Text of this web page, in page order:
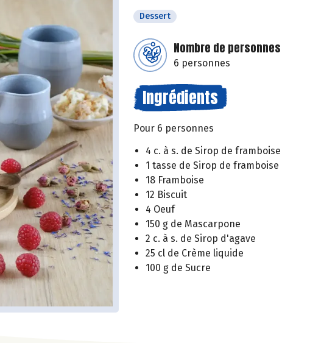
Dessert
Nombre de personnes
6 personnes
Ingrédients
Pour 6 personnes
4 c. à s. de Sirop de framboise
1 tasse de Sirop de framboise
18 Framboise
12 Biscuit
4 Oeuf
150 g de Mascarpone
2 c. à s. de Sirop d'agave
25 cl de Crème liquide
100 g de Sucre